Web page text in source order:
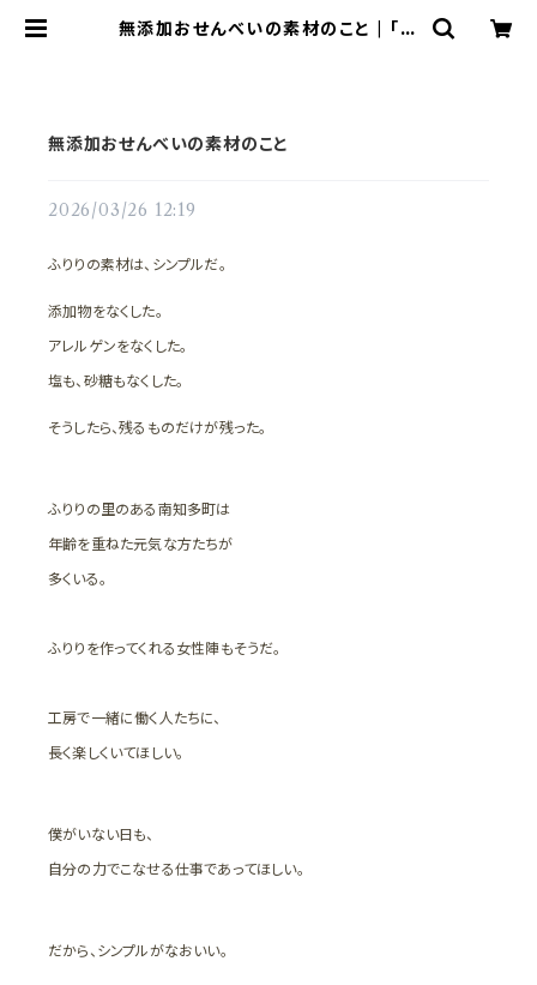
無添加おせんべいの素材のこと | 「ふ
無添加おせんべいの素材のこと
2026/03/26 12:19
ふりりの素材は、シンプルだ。
添加物をなくした。
アレルゲンをなくした。
塩も、砂糖もなくした。
そうしたら、残るものだけが残った。
ふりりの里のある南知多町は
年齢を重ねた元気な方たちが
多くいる。
ふりりを作ってくれる女性陣もそうだ。
工房で一緒に働く人たちに、
長く楽しくいてほしい。
僕がいない日も、
自分の力でこなせる仕事であってほしい。
だから、シンプルがなおいい。